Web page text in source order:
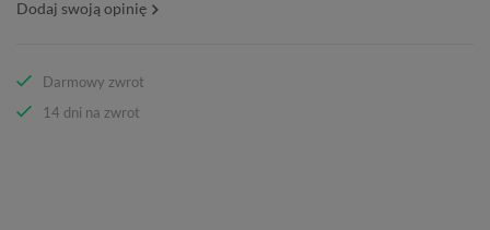
Dodaj swoją opinię
Darmowy zwrot
14 dni na zwrot